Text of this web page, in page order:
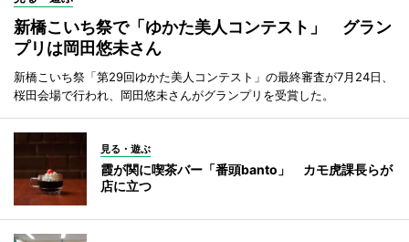
新橋こいち祭で「ゆかた美人コンテスト」 グラン
プリは岡田悠未さん
新橋こいち祭「第29回ゆかた美人コンテスト」の最終審査が7月24日、
桜田会場で行われ、岡田悠未さんがグランプリを受賞した。
見る・遊ぶ
霞が関に喫茶バー「番頭banto」 カモ虎課長らが
店に立つ